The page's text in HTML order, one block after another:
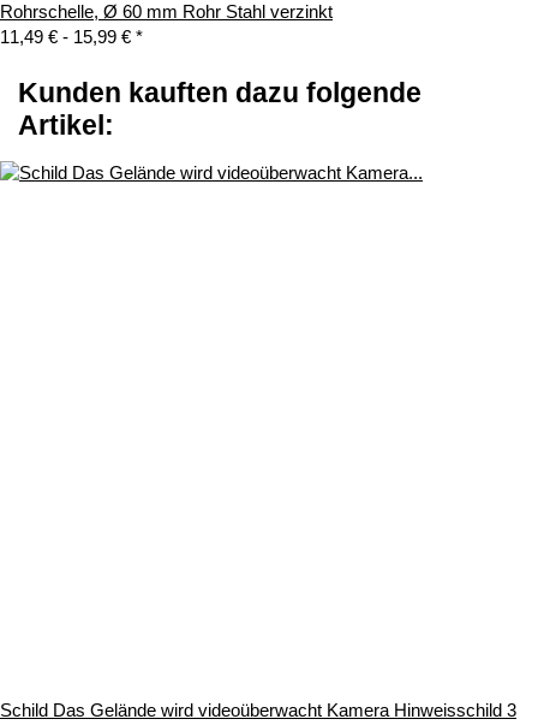
Rohrschelle, Ø 60 mm Rohr Stahl verzinkt
11,49 € - 15,99 € *
Kunden kauften dazu folgende
Artikel:
Schild Das Gelände wird videoüberwacht Kamera Hinweisschild 3